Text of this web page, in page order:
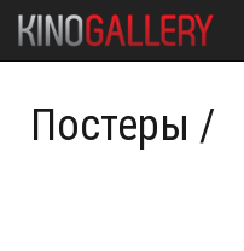
Постеры /